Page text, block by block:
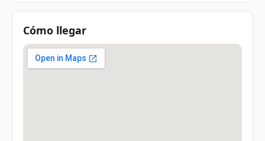
Cómo llegar